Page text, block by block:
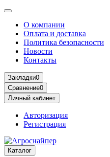
О компании
Оплата и доставка
Политика безопасности
Новости
Контакты
Закладки0
Сравнение0
Личный кабинет
Авторизация
Регистрация
Каталог